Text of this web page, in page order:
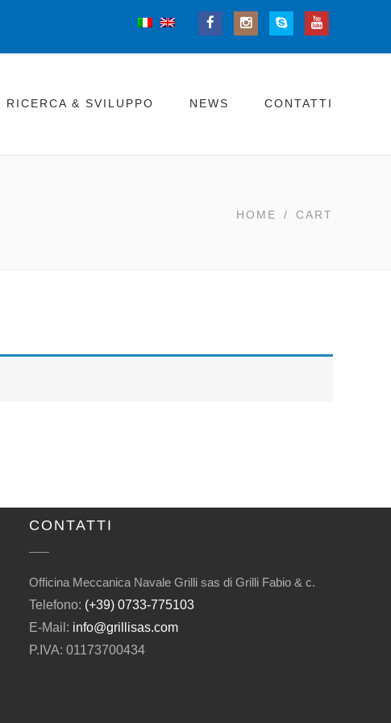
RICERCA & SVILUPPO NEWS CONTATTI
HOME / CART
CONTATTI
Officina Meccanica Navale Grilli sas di Grilli Fabio & c.
Telefono: (+39) 0733-775103
E-Mail: info@grillisas.com
P.IVA: 01173700434